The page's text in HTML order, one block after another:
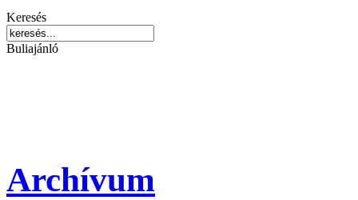
Keresés
Buliajánló
Archívum